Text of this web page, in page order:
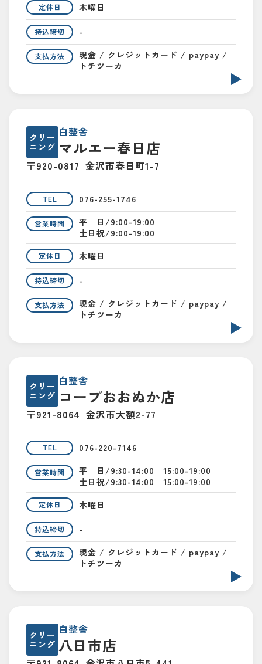
定休日 木曜日
持込締切 -
支払方法
現金 / クレジットカード / paypay /
トチツーカ
クリー
ニング
白整舎
マルエー春日店
〒920-0817 金沢市春日町1-7
TEL 076-255-1746
営業時間
平 日/9:00-19:00
土日祝/9:00-19:00
定休日 木曜日
持込締切 -
支払方法
現金 / クレジットカード / paypay /
トチツーカ
クリー
ニング
白整舎
コープおおぬか店
〒921-8064 金沢市大額2-77
TEL 076-220-7146
営業時間
平 日/9:30-14:00 15:00-19:00
土日祝/9:30-14:00 15:00-19:00
定休日 木曜日
持込締切 -
支払方法
現金 / クレジットカード / paypay /
トチツーカ
クリー
ニング
白整舎
八日市店